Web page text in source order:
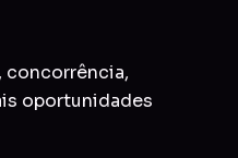
concorrência,
oportunidades